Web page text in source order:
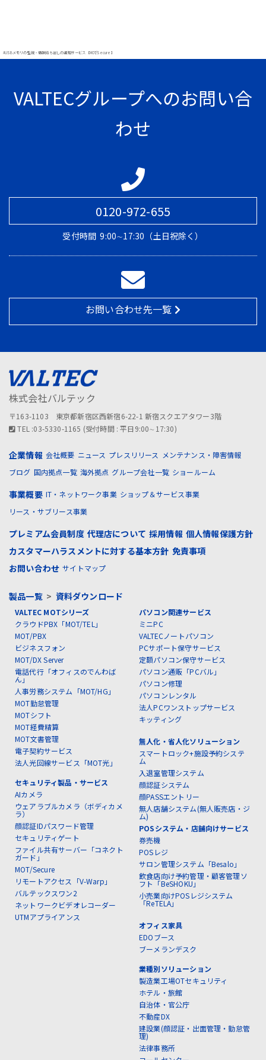
#USBメモリの監視・情報持ち出しの通知サービス【MOT/Secure】
VALTECグループへのお問い合
わせ
0120-972-655
受付時間 9:00∼17:30（土日祝除く）
お問い合わせ先一覧
株式会社バルテック
〒163-1103 東京都新宿区西新宿6-22-1 新宿スクエアタワー3階
TEL :03-5330-1165 (受付時間 : 平日9:00∼17:30)
企業情報 会社概要 ニュース プレスリリース メンテナンス・障害情報
ブログ 国内拠点一覧 海外拠点 グループ会社一覧 ショールーム
事業概要 IT・ネットワーク事業 ショップ＆サービス事業
リース・サブリース事業
プレミアム会員制度 代理店について 採用情報 個人情報保護方針
カスタマーハラスメントに対する基本方針 免責事項
お問い合わせ サイトマップ
製品一覧> 資料ダウンロード
VALTEC MOTシリーズ
クラウドPBX「MOT/TEL」
MOT/PBX
ビジネスフォン
MOT/DX Server
電話代行「オフィスのでんわば
ん」
人事労務システム「MOT/HG」
MOT勤怠管理
MOTシフト
MOT経費精算
MOT文書管理
電子契約サービス
法人光回線サービス「MOT光」
セキュリティ製品・サービス
AIカメラ
ウェアラブルカメラ（ボディカメ
ラ）
顔認証IDパスワード管理
セキュリティゲート
ファイル共有サーバー「コネクト
ガード」
MOT/Secure
リモートアクセス「V-Warp」
バルテックスワン2
ネットワークビデオレコーダー
UTMアプライアンス
パソコン関連サービス
ミニPC
VALTECノートパソコン
PCサポート保守サービス
定額パソコン保守サービス
パソコン通販「PCバル」
パソコン修理
パソコンレンタル
法人PCワンストップサービス
キッティング
無人化・省人化ソリューション
スマートロック+施設予約システ
ム
入退室管理システム
顔認証システム
顔PASSエントリー
無人店舗システム(無人販売店・ジ
ム)
POSシステム・店舗向けサービス
券売機
POSレジ
サロン管理システム「Besalo」
飲食店向け予約管理・顧客管理ソ
フト「BeSHOKU」
小売業向けPOSレジシステム
「ReTELA」
オフィス家具
EDOブース
ブーメランデスク
業種別ソリューション
製造業工場OTセキュリティ
ホテル・旅館
自治体・官公庁
不動産DX
建設業(顔認証・出面管理・勤怠管
理)
法律事務所